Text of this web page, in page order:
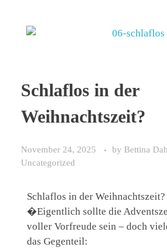
Schlaflos in der
Weihnachtszeit?
November 24, 2025 by Bettina
Uncategorized
Schlaflos in der Weihnachtszeit?
�Eigentlich sollte die
voller Vorfreude sein – doch
das Gegenteil: